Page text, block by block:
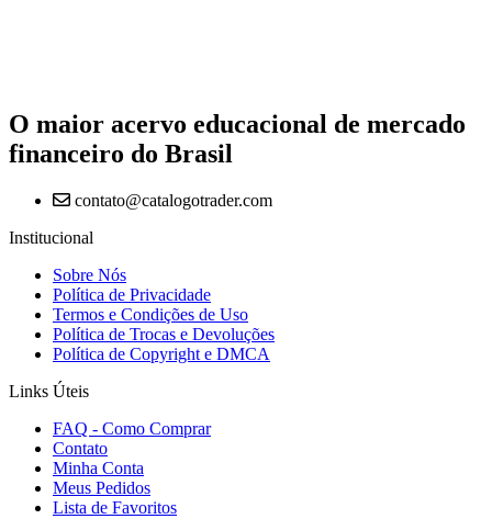
O maior acervo educacional de mercado
financeiro do Brasil
contato@catalogotrader.com
Institucional
Sobre Nós
Política de Privacidade
Termos e Condições de Uso
Política de Trocas e Devoluções
Política de Copyright e DMCA
Links Úteis
FAQ - Como Comprar
Contato
Minha Conta
Meus Pedidos
Lista de Favoritos